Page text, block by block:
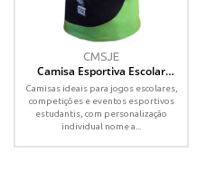
CMSJE
Camisa Esportiva Escolar
Personalizada com Nome –
Uniforme para Jogos
Camisas ideais para jogos escolares,
competições e eventos esportivos
estudantis, com personalização
individual nome a...